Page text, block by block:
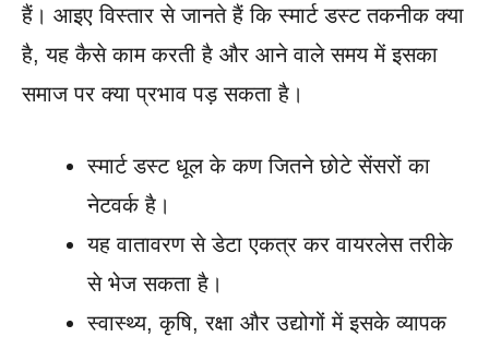
हैं। आइए विस्तार से जानते हैं कि स्मार्ट डस्ट तकनीक क्या
है, यह कैसे काम करती है और आने वाले समय में इसका
समाज पर क्या प्रभाव पड़ सकता है।
स्मार्ट डस्ट धूल के कण जितने छोटे सेंसरों का
नेटवर्क है।
यह वातावरण से डेटा एकत्र कर वायरलेस तरीके
से भेज सकता है।
स्वास्थ्य, कृषि, रक्षा और उद्योगों में इसके व्यापक